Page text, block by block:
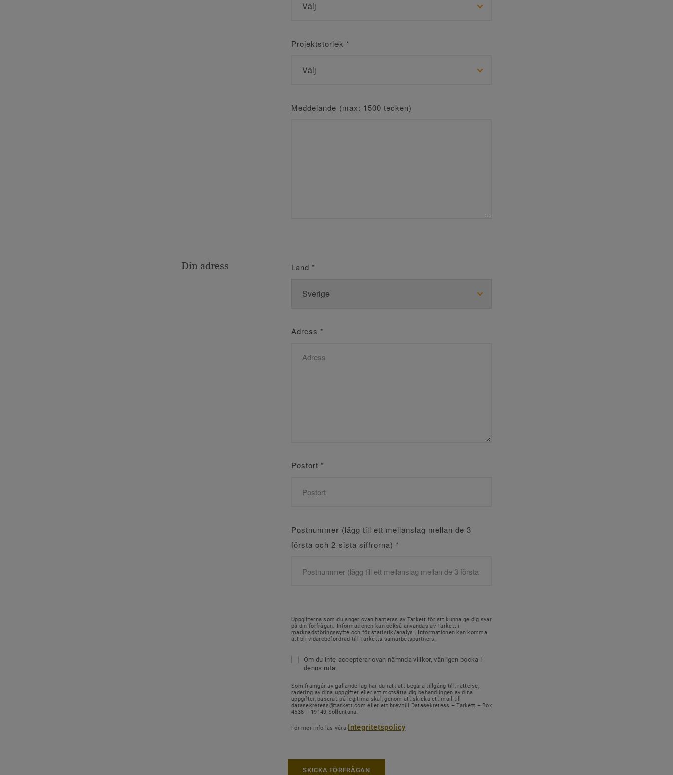
Projektstorlek *
Meddelande (max: 1500 tecken)
Din adress Land *
Adress *
Postort *
Postnummer (lägg till ett mellanslag mellan de 3
första och 2 sista siffrorna) *
Uppgifterna som du anger ovan hanteras av Tarkett för att kunna ge dig svar
på din förfrågan. Informationen kan också användas av Tarkett i
marknadsföringssyfte och för statistik/analys . Informationen kan komma
att bli vidarebefordrad till Tarketts samarbetspartners.
Om du inte accepterar ovan nämnda villkor, vänligen bocka i
denna ruta.
Som framgår av gällande lag har du rätt att begära tillgång till, rättelse,
radering av dina uppgifter eller att motsätta dig behandlingen av dina
uppgifter, baserat på legitima skäl, genom att skicka ett mail till
datasekretess@tarkett.com eller ett brev till Datasekretess – Tarkett – Box
4538 – 19149 Sollentuna.
För mer info läs våra Integritetspolicy
SKICKA FÖRFRÅGAN